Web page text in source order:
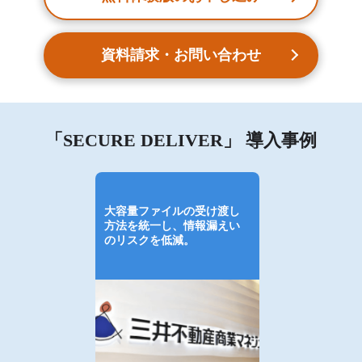
資料請求・お問い合わせ
「SECURE DELIVER」 導入事例
大容量ファイルの受け渡し
方法を統一し、情報漏えい
のリスクを低減。